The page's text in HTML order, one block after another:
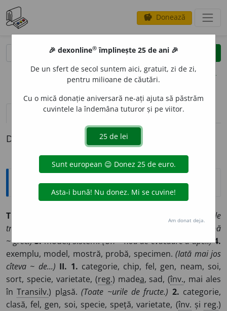
savings Donează
clear
opțiuni
definiții (1) pronunțievolume_up (50)
Definiția cu ID-ul 1045791:
Sinonime
TIP
(Un nou ~ de
tractor.)
(A construit teatrul după
~ grec.) 3.model, sistem.(Un ~ nou de evacuare a apei.) 4.
exemplu, model, mostră, probă, specimen.(Iată mai jos
cîteva ~ de...) II. 1. categorie, chip, fel, gen, neam, soi,
sort, specie, varietate, (reg.) madea, sad, (înv., mai ales
înTransilv.) plasă.(Toate ~urile de fructe.) 2. categorie,
clasă, fel, gen, soi, specie, speță, varietate, (înv. și reg.)
🎉 dexonline® împlinește 25 de ani 🎉
De un sfert de secol suntem aici, gratuit, zi de zi,
pentru milioane de căutări.
Cu o mică donație aniversară ne-ați ajuta să păstrăm
cuvintele la îndemâna tuturor și pe viitor.
Am donat deja.